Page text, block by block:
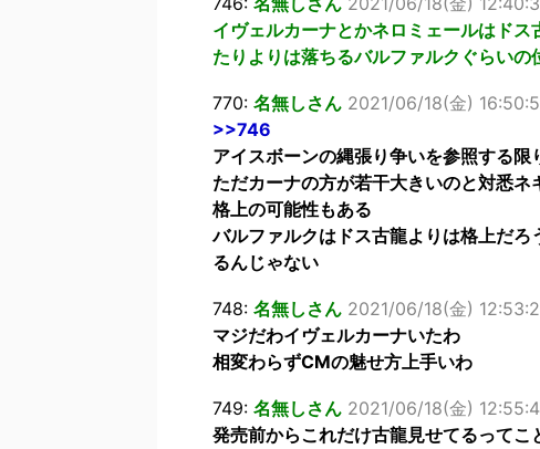
イヴェルカーナとかネロミェールはド
たりよりは落ちるバルファルクぐらいの
770: 名無しさん 2021/06/18(金)
>>746
アイスボーンの縄張り争いを参照する
ただカーナの方が若干大きいのと対悉
格上の可能性もある
バルファルクはドス古龍よりは格上だ
るんじゃない
748: 名無しさん 2021/06/18(金)
マジだわイヴェルカーナいたわ
相変わらずCMの魅せ方上手いわ
749: 名無しさん 2021/06/18(金)
発売前からこれだけ古龍見せてるって